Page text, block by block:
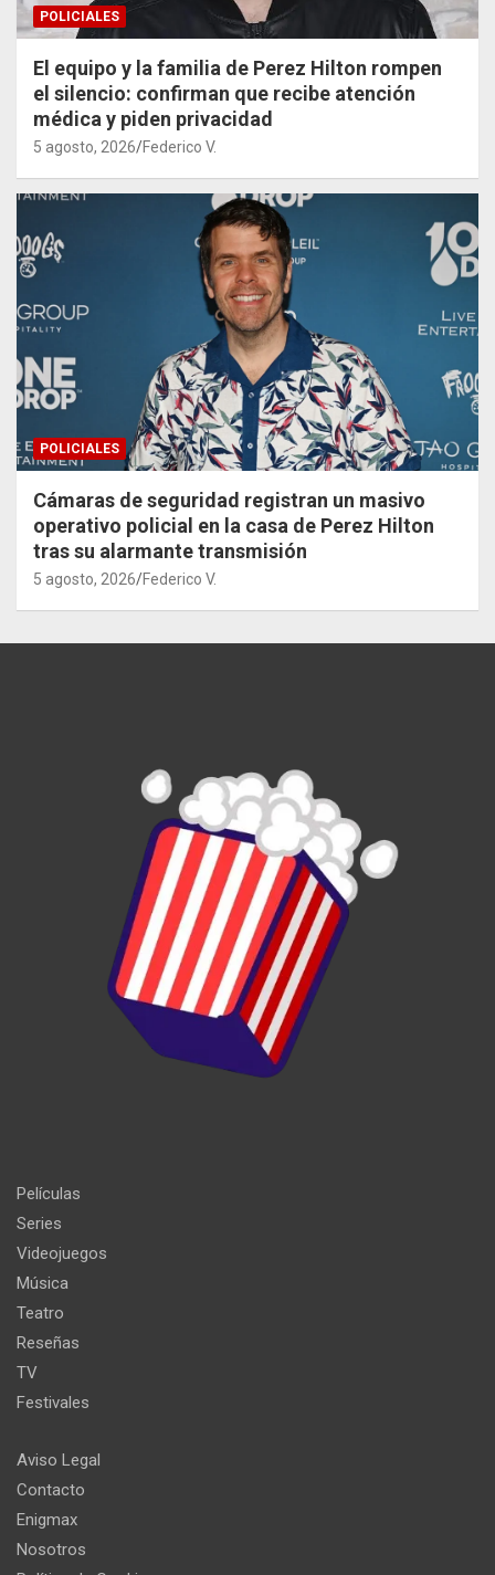
POLICIALES
El equipo y la familia de Perez Hilton rompen
el silencio: confirman que recibe atención
médica y piden privacidad
5 agosto, 2026 Federico V.
POLICIALES
Cámaras de seguridad registran un masivo
operativo policial en la casa de Perez Hilton
tras su alarmante transmisión
5 agosto, 2026 Federico V.
Películas
Series
Videojuegos
Música
Teatro
Reseñas
TV
Festivales
Aviso Legal
Contacto
Enigmax
Nosotros